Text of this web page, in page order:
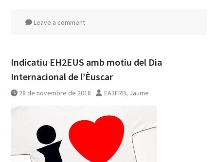
Leave a comment
Indicatiu EH2EUS amb motiu del Dia
Internacional de l’Èuscar
28 de novembre de 2018 EA3FRB, Jaume